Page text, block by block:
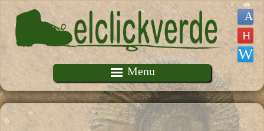
Pasar al contenido principal
Menu